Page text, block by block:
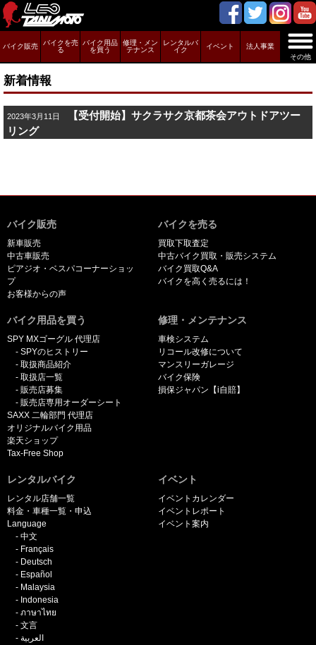
その他
バイク販売
バイクを売
る
バイク用品
を買う
修理・メン
テナンス
レンタルバ
イク
イベント 法人事業
新着情報
2023年3月11日
【受付開始】サクラサク京都茶会アウトドアツー
リング
バイク販売
新車販売
中古車販売
ピアジオ・ベスパコーナーショッ
プ
お客様からの声
バイクを売る
買取下取査定
中古バイク買取・販売システム
バイク買取Q&A
バイクを高く売るには！
バイク用品を買う
SPY MXゴーグル 代理店
SPYのヒストリー
取扱商品紹介
取扱店一覧
販売店募集
販売店専用オーダーシート
SAXX 二輪部門 代理店
オリジナルバイク用品
楽天ショップ
Tax-Free Shop
修理・メンテナンス
車検システム
リコール改修について
マンスリーガレージ
バイク保険
損保ジャパン【i自賠】
レンタルバイク
レンタル店舗一覧
料金・車種一覧・申込
Language
中文
Français
Deutsch
Español
Malaysia
Indonesia
ภาษาไทย
文言
العربية
イベント
イベントカレンダー
イベントレポート
イベント案内